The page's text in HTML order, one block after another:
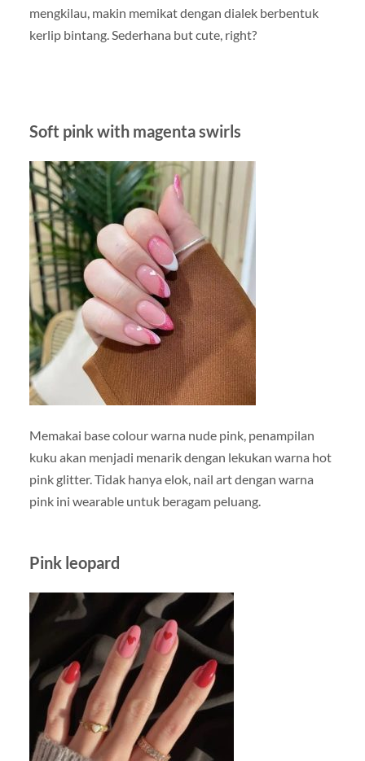
mengkilau, makin memikat dengan dialek berbentuk
kerlip bintang. Sederhana but cute, right?
Soft pink with magenta swirls
Memakai base colour warna nude pink, penampilan
kuku akan menjadi menarik dengan lekukan warna hot
pink glitter. Tidak hanya elok, nail art dengan warna
pink ini wearable untuk beragam peluang.
Pink leopard